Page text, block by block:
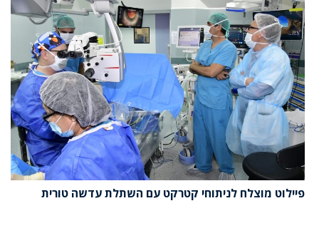
פיילוט מוצלח לניתוחי קטרקט עם השתלת עדשה טורית